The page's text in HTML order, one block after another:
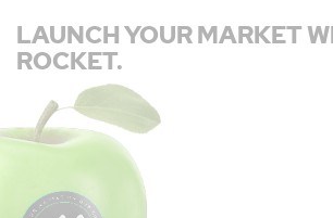
LAUNCH YOUR MARKET
ROCKET.